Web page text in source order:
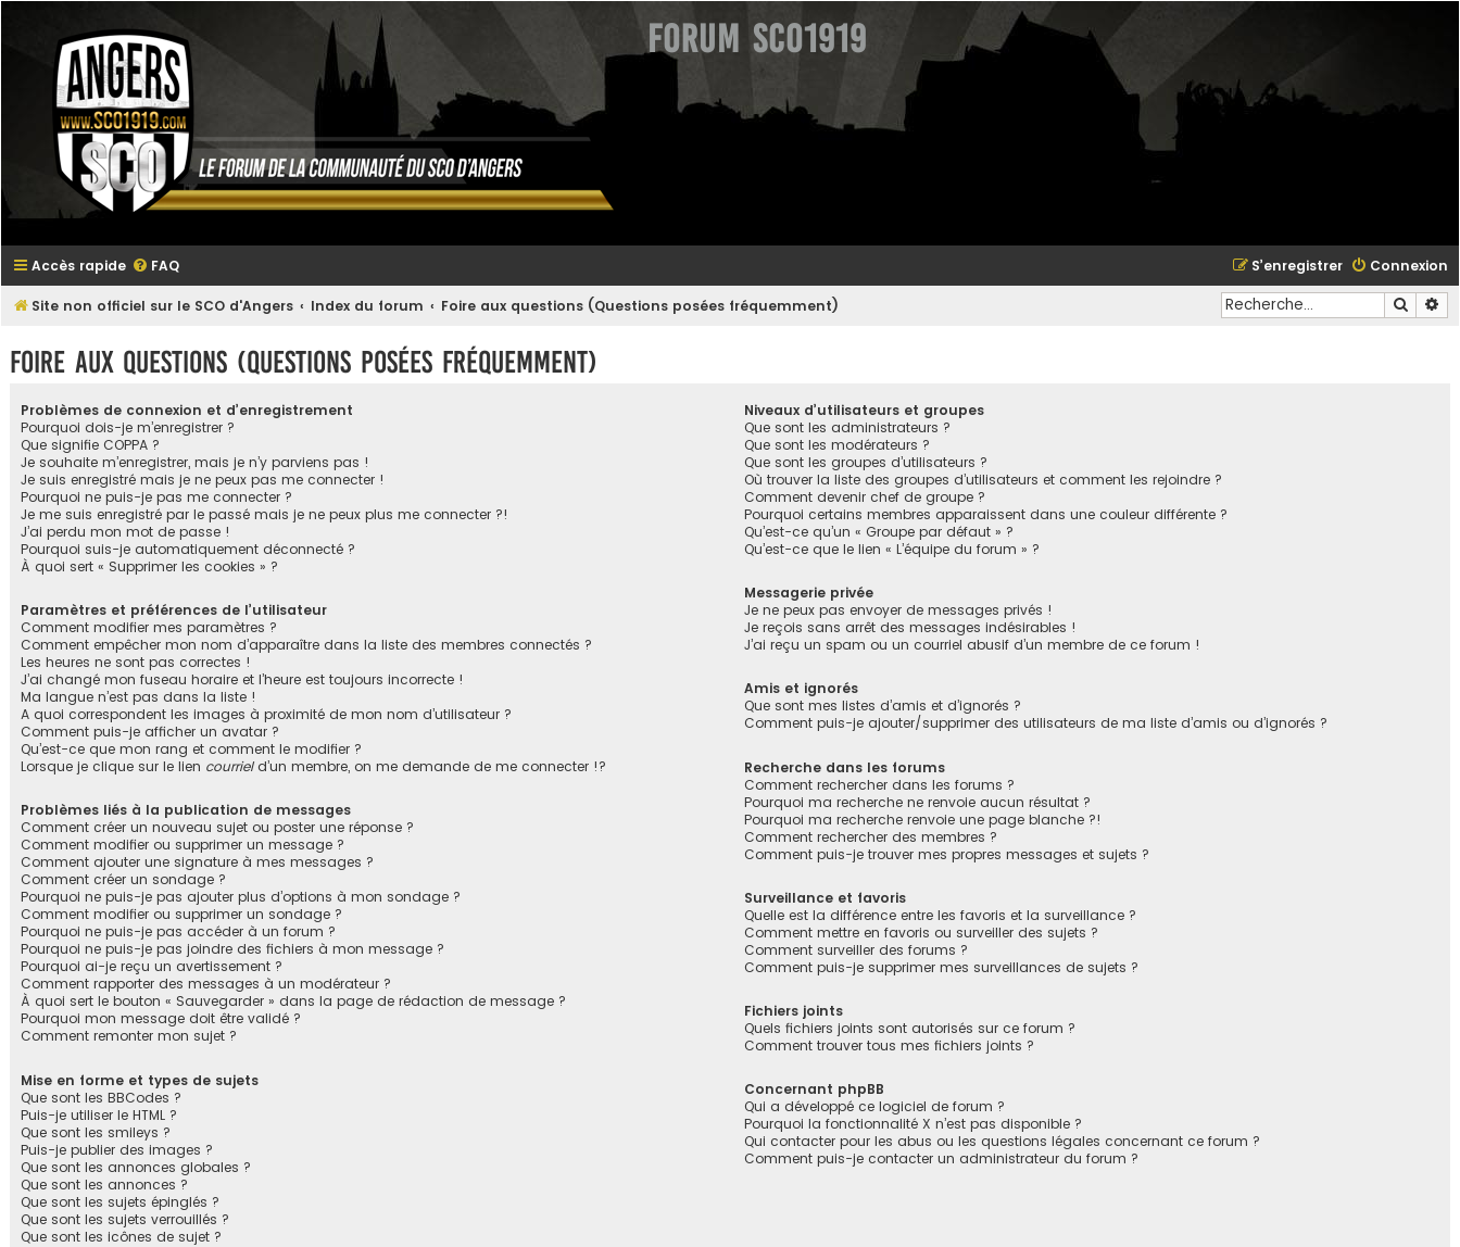
Forum SCO1919
Accès rapide FAQ Connexion
S’enregistrer
Site non officiel sur le SCO d'Angers Index du forum Foire aux questions (Questions posées fréquemment)
Foire aux questions (Questions posées fréquemment)
Problèmes de connexion et d’enregistrement
Pourquoi dois-je m’enregistrer ?
Que signifie COPPA ?
Je souhaite m’enregistrer, mais je n’y parviens pas !
Je suis enregistré mais je ne peux pas me connecter !
Pourquoi ne puis-je pas me connecter ?
Je me suis enregistré par le passé mais je ne peux plus me connecter ?!
J’ai perdu mon mot de passe !
Pourquoi suis-je automatiquement déconnecté ?
À quoi sert « Supprimer les cookies » ?
Paramètres et préférences de l’utilisateur
Comment modifier mes paramètres ?
Comment empêcher mon nom d’apparaître dans la liste des membres connectés ?
Les heures ne sont pas correctes !
J’ai changé mon fuseau horaire et l’heure est toujours incorrecte !
Ma langue n’est pas dans la liste !
A quoi correspondent les images à proximité de mon nom d’utilisateur ?
Comment puis-je afficher un avatar ?
Qu’est-ce que mon rang et comment le modifier ?
Lorsque je clique sur le lien courrield’un membre, on me demande de me connecter !?
Problèmes liés à la publication de messages
Comment créer un nouveau sujet ou poster une réponse ?
Comment modifier ou supprimer un message ?
Comment ajouter une signature à mes messages ?
Comment créer un sondage ?
Pourquoi ne puis-je pas ajouter plus d’options à mon sondage ?
Comment modifier ou supprimer un sondage ?
Pourquoi ne puis-je pas accéder à un forum ?
Pourquoi ne puis-je pas joindre des fichiers à mon message ?
Pourquoi ai-je reçu un avertissement ?
Comment rapporter des messages à un modérateur ?
À quoi sert le bouton « Sauvegarder » dans la page de rédaction de message ?
Pourquoi mon message doit être validé ?
Comment remonter mon sujet ?
Mise en forme et types de sujets
Que sont les BBCodes ?
Puis-je utiliser le HTML ?
Que sont les smileys ?
Puis-je publier des images ?
Que sont les annonces globales ?
Que sont les annonces ?
Que sont les sujets épinglés ?
Que sont les sujets verrouillés ?
Que sont les icônes de sujet ?
Niveaux d’utilisateurs et groupes
Que sont les administrateurs ?
Que sont les modérateurs ?
Que sont les groupes d’utilisateurs ?
Où trouver la liste des groupes d’utilisateurs et comment les rejoindre ?
Comment devenir chef de groupe ?
Pourquoi certains membres apparaissent dans une couleur différente ?
Qu’est-ce qu’un « Groupe par défaut » ?
Qu’est-ce que le lien « L’équipe du forum » ?
Messagerie privée
Je ne peux pas envoyer de messages privés !
Je reçois sans arrêt des messages indésirables !
J’ai reçu un spam ou un courriel abusif d’un membre de ce forum !
Amis et ignorés
Que sont mes listes d’amis et d’ignorés ?
Comment puis-je ajouter/supprimer des utilisateurs de ma liste d’amis ou d’ignorés ?
Recherche dans les forums
Comment rechercher dans les forums ?
Pourquoi ma recherche ne renvoie aucun résultat ?
Pourquoi ma recherche renvoie une page blanche ?!
Comment rechercher des membres ?
Comment puis-je trouver mes propres messages et sujets ?
Surveillance et favoris
Quelle est la différence entre les favoris et la surveillance ?
Comment mettre en favoris ou surveiller des sujets ?
Comment surveiller des forums ?
Comment puis-je supprimer mes surveillances de sujets ?
Fichiers joints
Quels fichiers joints sont autorisés sur ce forum ?
Comment trouver tous mes fichiers joints ?
Concernant phpBB
Qui a développé ce logiciel de forum ?
Pourquoi la fonctionnalité X n’est pas disponible ?
Qui contacter pour les abus ou les questions légales concernant ce forum ?
Comment puis-je contacter un administrateur du forum ?